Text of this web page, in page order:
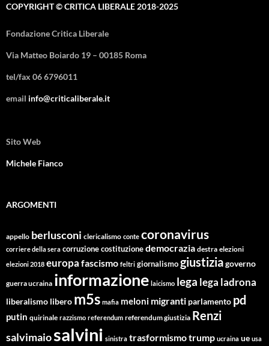
COPYRIGHT © CRITICA LIBERALE 2018-2025
Fondazione Critica Liberale
Via Matteo Boiardo 19 – 00185 Roma
tel/fax 06 6796011
email info@criticaliberale.it
Sito Web
Michele Fianco
ARGOMENTI
appello berlusconi clericalismo conte coronavirus
corriere della sera corruzionecostituzionedemocrazia destra elezioni
elezioni 2018 europa fascismo feltri giornalismogiustiziagoverno
guerra ucraina informazione laicismo lega lega ladrona
liberalismo libero m5s mafia meloni migranti parlamento pd
putin quirinale razzismo referendum referendum giustizia Renzi
salvimaiosalvini sinistra trasformismotrump ucraina ue usa